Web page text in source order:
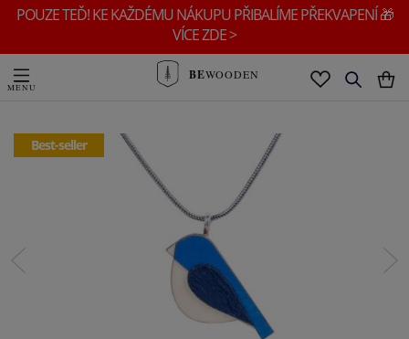
POUZE TEĎ! KE KAŽDÉMU NÁKUPU PŘIBALÍME PŘEKVAPENÍ 🎁
VÍCE ZDE >
BEWOODEN
Best-seller